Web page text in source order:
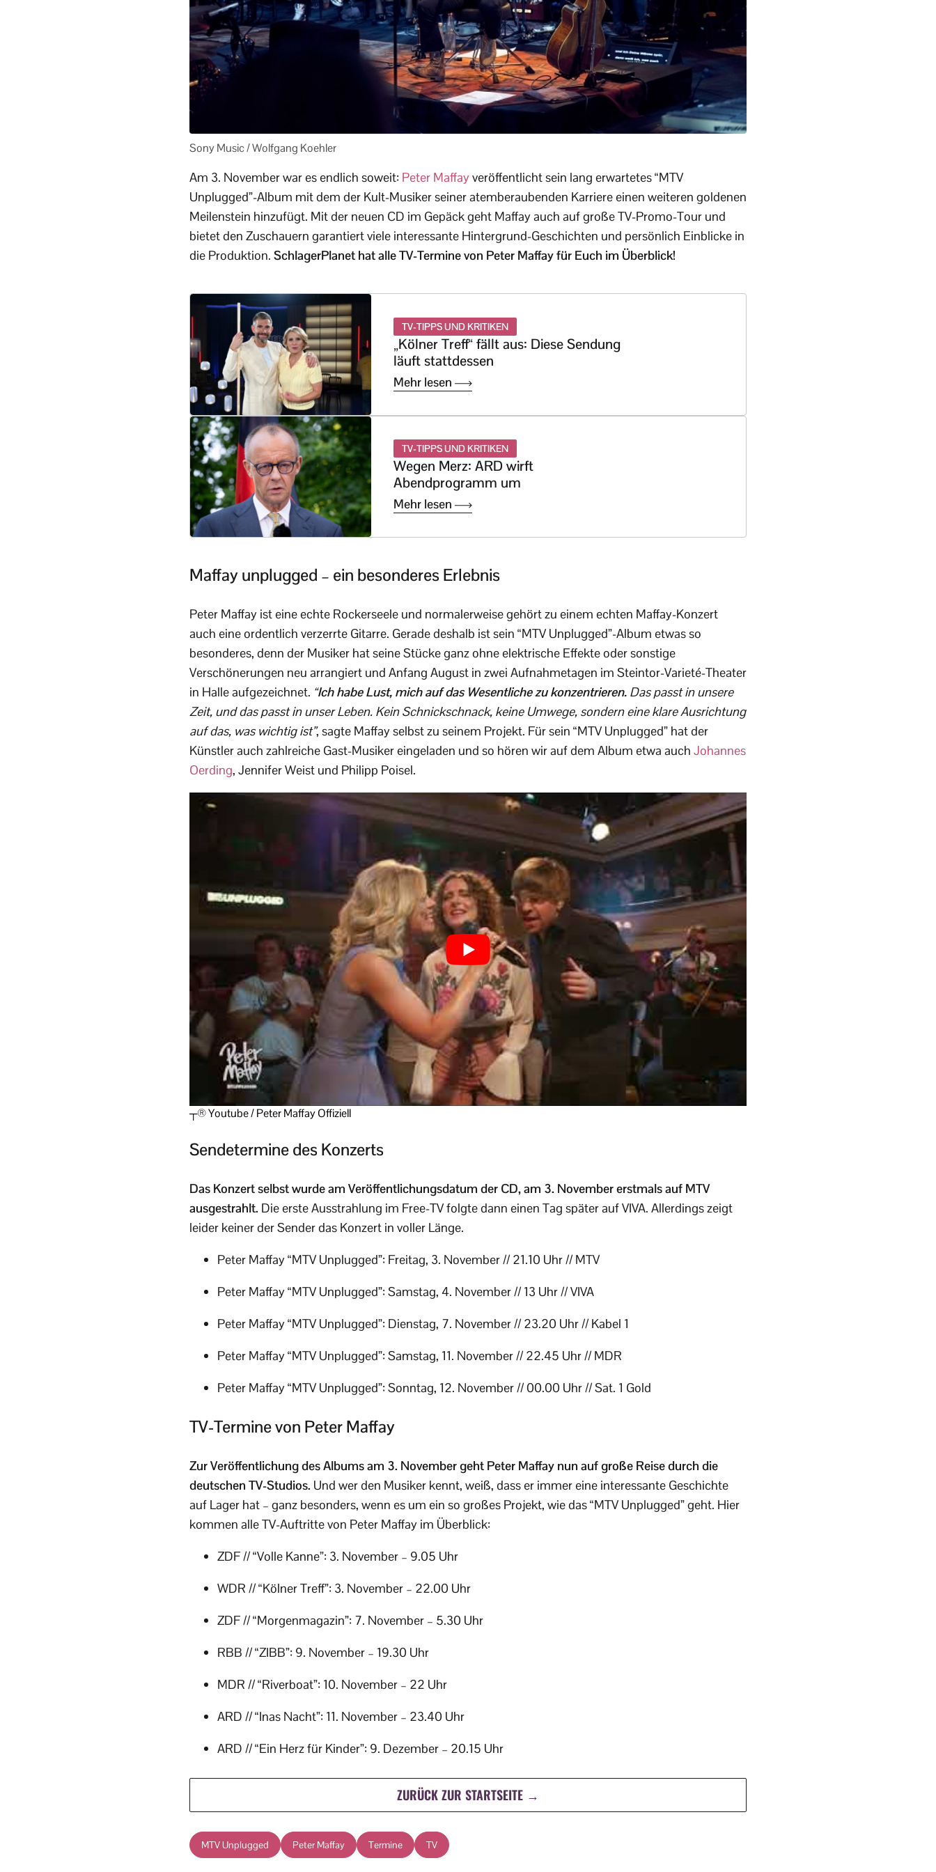
Sony Music / Wolfgang Koehler
Am 3. November war es endlich soweit: Peter Maffay veröffentlicht sein lang erwartetes “MTV
Unplugged”-Album mit dem der Kult-Musiker seiner atemberaubenden Karriere einen weiteren goldenen
Meilenstein hinzufügt. Mit der neuen CD im Gepäck geht Maffay auch auf große TV-Promo-Tour und
bietet den Zuschauern garantiert viele interessante Hintergrund-Geschichten und persönlich Einblicke in
die Produktion. SchlagerPlanet hat alle TV-Termine von Peter Maffay für Euch im Überblick!
TV-TIPPS UND KRITIKEN
„Kölner Treff“ fällt aus: Diese Sendung
läuft stattdessen
Mehr lesen
TV-TIPPS UND KRITIKEN
Wegen Merz: ARD wirft
Abendprogramm um
Mehr lesen
Maffay unplugged – ein besonderes Erlebnis
Peter Maffay ist eine echte Rockerseele und normalerweise gehört zu einem echten Maffay-Konzert
auch eine ordentlich verzerrte Gitarre. Gerade deshalb ist sein “MTV Unplugged”-Album etwas so
besonderes, denn der Musiker hat seine Stücke ganz ohne elektrische Effekte oder sonstige
Verschönerungen neu arrangiert und Anfang August in zwei Aufnahmetagen im Steintor-Varieté-Theater
in Halle aufgezeichnet. “Ich habe Lust, mich auf das Wesentliche zu konzentrieren. Das passt in unsere
Zeit, und das passt in unser Leben. Kein Schnickschnack, keine Umwege, sondern eine klare Ausrichtung
auf das, was wichtig ist”, sagte Maffay selbst zu seinem Projekt. Für sein “MTV Unplugged” hat der
Künstler auch zahlreiche Gast-Musiker eingeladen und so hören wir auf dem Album etwa auch Johannes
Oerding, Jennifer Weist und Philipp Poisel.
┬® Youtube / Peter Maffay Offiziell
Sendetermine des Konzerts
Das Konzert selbst wurde am Veröffentlichungsdatum der CD, am 3. November erstmals auf MTV
ausgestrahlt. Die erste Ausstrahlung im Free-TV folgte dann einen Tag später auf VIVA. Allerdings zeigt
leider keiner der Sender das Konzert in voller Länge.
Peter Maffay “MTV Unplugged”: Freitag, 3. November // 21.10 Uhr // MTV
Peter Maffay “MTV Unplugged”: Samstag, 4. November // 13 Uhr // VIVA
Peter Maffay “MTV Unplugged”: Dienstag, 7. November // 23.20 Uhr // Kabel 1
Peter Maffay “MTV Unplugged”: Samstag, 11. November // 22.45 Uhr // MDR
Peter Maffay “MTV Unplugged”: Sonntag, 12. November // 00.00 Uhr // Sat. 1 Gold
TV-Termine von Peter Maffay
Zur Veröffentlichung des Albums am 3. November geht Peter Maffay nun auf große Reise durch die
deutschen TV-Studios. Und wer den Musiker kennt, weiß, dass er immer eine interessante Geschichte
auf Lager hat – ganz besonders, wenn es um ein so großes Projekt, wie das “MTV Unplugged” geht. Hier
kommen alle TV-Auftritte von Peter Maffay im Überblick:
ZDF // “Volle Kanne”: 3. November – 9.05 Uhr
WDR // “Kölner Treff”: 3. November – 22.00 Uhr
ZDF // “Morgenmagazin”: 7. November – 5.30 Uhr
RBB // “ZIBB”: 9. November – 19.30 Uhr
MDR // “Riverboat”: 10. November – 22 Uhr
ARD // “Inas Nacht”: 11. November – 23.40 Uhr
ARD // “Ein Herz für Kinder”: 9. Dezember – 20.15 Uhr
ZURÜCK ZUR STARTSEITE →
MTV Unplugged Peter Maffay Termine TV